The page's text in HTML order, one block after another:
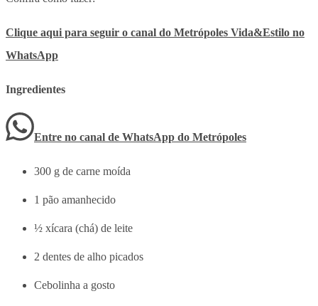
Clique aqui para seguir o canal do Metrópoles Vida&Estilo no
WhatsApp
Ingredientes
Entre no canal de WhatsApp do Metrópoles
300 g de carne moída
1 pão amanhecido
½ xícara (chá) de leite
2 dentes de alho picados
Cebolinha a gosto